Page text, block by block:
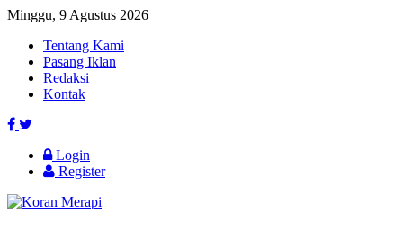
Minggu, 9 Agustus 2026
Tentang Kami
Pasang Iklan
Redaksi
Kontak
Login
Register